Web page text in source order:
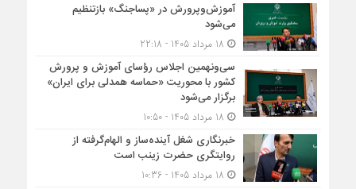
آموزش‌وپرورش در «پسا‌جنگ» بازتنظیم
می‌شود
سی‌ونهمین اجلاس رؤسای آموزش و پرورش
کشور با محوریت «حماسه همدلی برای ایران»
برگزار می‌شود
خبرنگاری شغل آینده‌ساز و الهام‌گرفته از
روایتگری حضرت زینب است